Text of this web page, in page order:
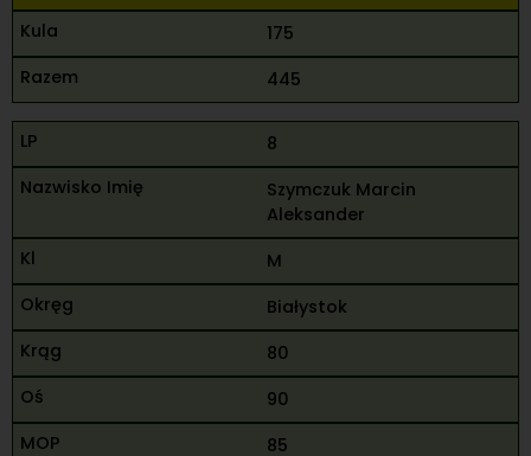
175
445
8
Szymczuk Marcin
Aleksander
M
Białystok
80
90
85